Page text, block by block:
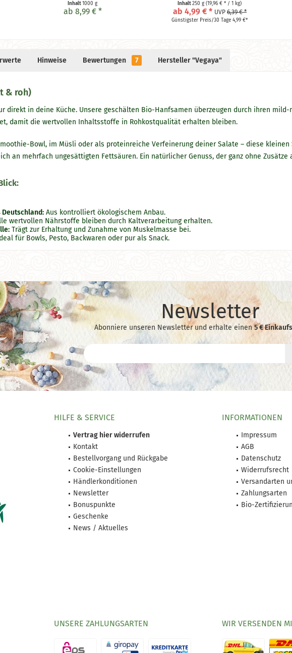
Inhalt1000 g
ab 8,99 € *
Inhalt250 g(19,96 € * / 1 kg)
ab 4,99 € * UVP 6,39 € *
Günstigster Preis/30 Tage 4,99 €*
Hinweise Bewertungen 7 Hersteller "Vegaya"
& roh)
direkt in deine Küche. Unsere geschälten Bio-Hanfsamen überzeugen durch ihren
damit die wertvollen Inhaltsstoffe in Rohkostqualität erhalten bleiben.
Bowl, im Müsli oder als proteinreiche Verfeinerung deiner Salate – diese
an mehrfach ungesättigten Fettsäuren. Ein natürlicher Genuss, der ganz ohne Zusätze
Deutschland: Aus kontrolliert ökologischem Anbau.
wertvollen Nährstoffe bleiben durch Kaltverarbeitung erhalten.
Trägt zur Erhaltung und Zunahme von Muskelmasse bei.
für Bowls, Pesto, Backwaren oder pur als Snack.
Newsletter
Abonniere unseren Newsletter und erhalte einen5 €
HILFE & SERVICE
Vertrag hier widerrufen
Kontakt
Bestellvorgang und Rückgabe
Cookie-Einstellungen
Händlerkonditionen
Newsletter
Bonuspunkte
Geschenke
News / Aktuelles
INFORMATIONEN
Impressum
AGB
Datenschutz
Widerrufsrecht
Versandarten
Zahlungsarten
Bio-
UNSERE ZAHLUNGSARTEN WIR VERSENDEN